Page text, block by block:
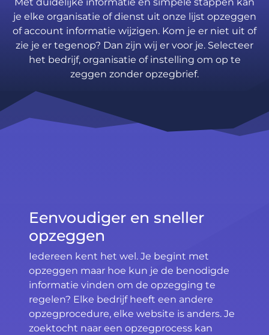
Met duidelijke informatie en simpele stappen kan
je elke organisatie of dienst uit onze lijst opzeggen
of account informatie wijzigen. Kom je er niet uit of
zie je er tegenop? Dan zijn wij er voor je. Selecteer
het bedrijf, organisatie of instelling om op te
zeggen zonder opzegbrief.
Eenvoudiger en sneller
opzeggen
Iedereen kent het wel. Je begint met
opzeggen maar hoe kun je de benodigde
informatie vinden om de opzegging te
regelen? Elke bedrijf heeft een andere
opzegprocedure, elke website is anders. Je
zoektocht naar een opzegprocess kan